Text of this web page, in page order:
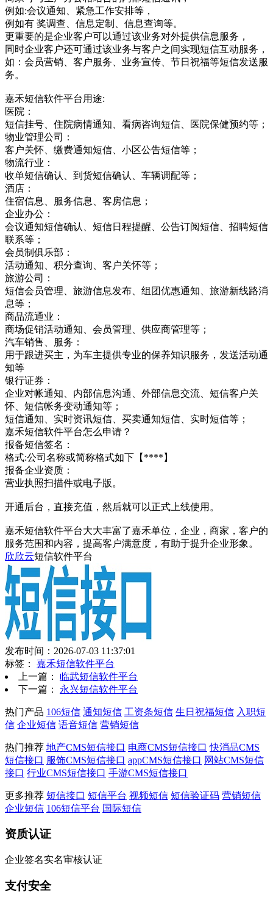
例如:会议通知、紧急工作安排等，
例如有 奖调查、信息定制、信息查询等。
更重要的是企业客户可以通过该业务对外提供信息服务，
同时企业客户还可通过该业务与客户之间实现短信互动服务，
如：会员营销、客户服务、业务宣传、节日祝福等短信发送服
务。
嘉禾短信软件平台用途:
医院：
短信挂号、住院病情通知、看病咨询短信、医院保健预约等；
物业管理公司：
客户关怀、缴费通知短信、小区公告短信等；
物流行业：
收单短信确认、到货短信确认、车辆调配等；
酒店：
住宿信息、服务信息、客房信息；
企业办公：
会议通知短信确认、短信日程提醒、公告订阅短信、招聘短信
联系等；
会员制俱乐部：
活动通知、积分查询、客户关怀等；
旅游公司：
短信会员管理、旅游信息发布、组团优惠通知、旅游新线路消
息等；
商品流通业：
商场促销活动通知、会员管理、供应商管理等；
汽车销售、服务：
用于跟进买主，为车主提供专业的保养知识服务，发送活动通
知等
银行证券：
企业对帐通知、内部信息沟通、外部信息交流、短信客户关
怀、短信帐务变动通知等；
短信通知、实时资讯短信、买卖通知短信、实时短信等；
嘉禾短信软件平台怎么申请？
报备短信签名：
格式:公司名称或简称格式如下【****】
报备企业资质：
营业执照扫描件或电子版。
开通后台，直接充值，然后就可以正式上线使用。
嘉禾短信软件平台大大丰富了嘉禾单位，企业，商家，客户的
服务范围和内容，提高客户满意度，有助于提升企业形象。
欣欣云短信软件平台
发布时间：2026-07-03 11:37:01
标签： 嘉禾短信软件平台
上一篇： 临武短信软件平台
下一篇： 永兴短信软件平台
热门产品 106短信 通知短信 工资条短信 生日祝福短信 入职短
信 企业短信 语音短信 营销短信
热门推荐 地产CMS短信接口 电商CMS短信接口 快消品CMS
短信接口 服饰CMS短信接口 appCMS短信接口 网站CMS短信
接口 行业CMS短信接口 手游CMS短信接口
更多推荐 短信接口 短信平台 视频短信 短信验证码 营销短信
企业短信 106短信平台 国际短信
资质认证
企业签名实名审核认证
支付安全